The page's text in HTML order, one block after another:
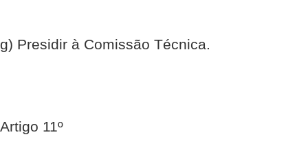
g) Presidir à Comissão Técnica.
Artigo 11º